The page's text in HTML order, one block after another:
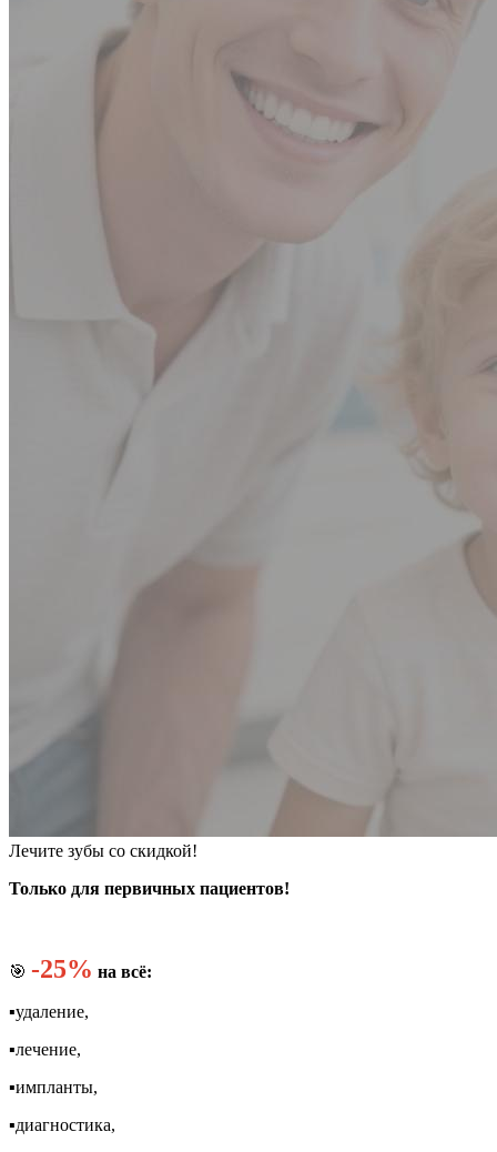
Лечите зубы со скидкой!
Только для первичных пациентов!
🎯 -25% на всё:
▪️удаление,
▪️лечение,
▪️импланты,
▪️диагностика,